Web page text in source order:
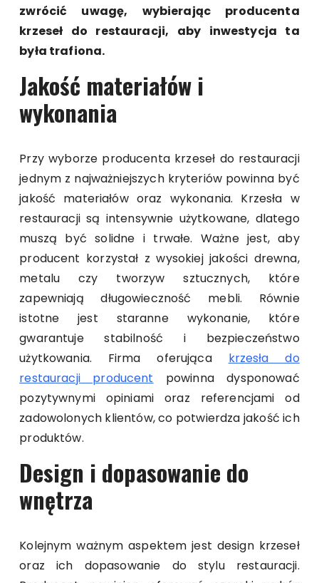
zwrócić uwagę, wybierając producenta
krzeseł do restauracji, aby inwestycja ta
była trafiona.
Jakość materiałów i
wykonania
Przy wyborze producenta krzeseł do restauracji
jednym z najważniejszych kryteriów powinna być
jakość materiałów oraz wykonania. Krzesła w
restauracji są intensywnie użytkowane, dlatego
muszą być solidne i trwałe. Ważne jest, aby
producent korzystał z wysokiej jakości drewna,
metalu czy tworzyw sztucznych, które
zapewniają długowieczność mebli. Równie
istotne jest staranne wykonanie, które
gwarantuje stabilność i bezpieczeństwo
użytkowania. Firma oferująca krzesła do
restauracji producent powinna dysponować
pozytywnymi opiniami oraz referencjami od
zadowolonych klientów, co potwierdza jakość ich
produktów.
Design i dopasowanie do
wnętrza
Kolejnym ważnym aspektem jest design krzeseł
oraz ich dopasowanie do stylu restauracji.